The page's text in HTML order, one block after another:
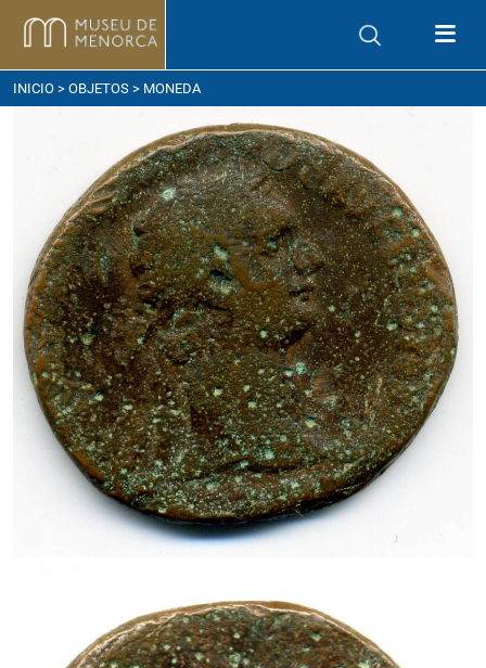
llegar
INICIO > OBJETOS > MONEDA